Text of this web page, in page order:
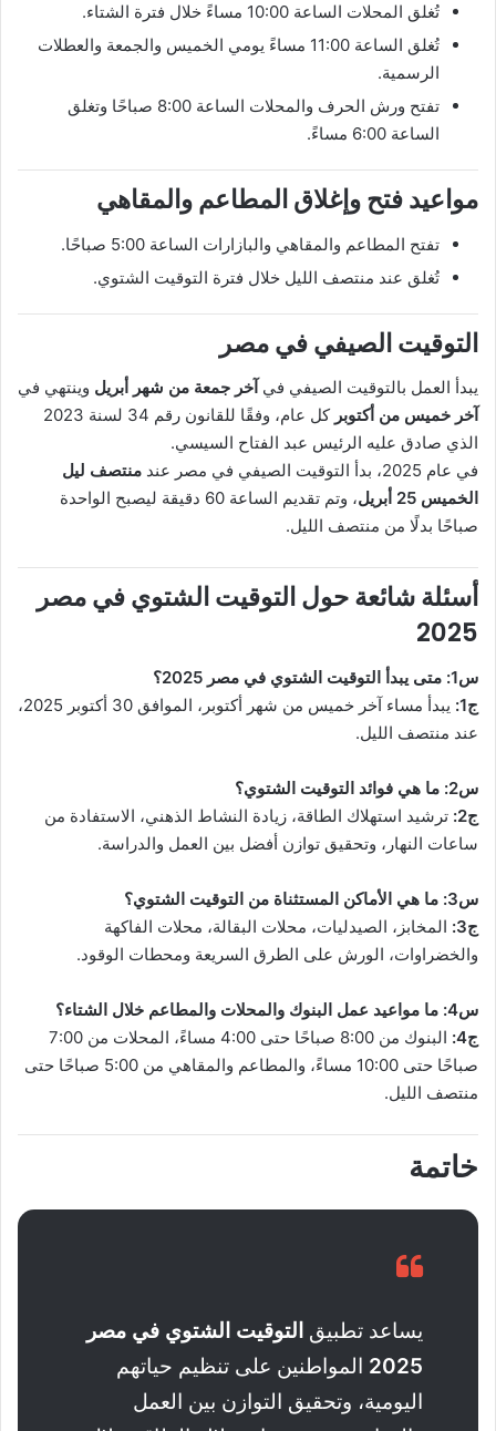
تُغلق المحلات الساعة 10:00 مساءً خلال فترة الشتاء.
تُغلق الساعة 11:00 مساءً يومي الخميس والجمعة والعطلات
الرسمية.
تفتح ورش الحرف والمحلات الساعة 8:00 صباحًا وتغلق
الساعة 6:00 مساءً.
مواعيد فتح وإغلاق المطاعم والمقاهي
تفتح المطاعم والمقاهي والبازارات الساعة 5:00 صباحًا.
تُغلق عند منتصف الليل خلال فترة التوقيت الشتوي.
التوقيت الصيفي في مصر
يبدأ العمل بالتوقيت الصيفي في آخر جمعة من شهر أبريل وينتهي في
آخر خميس من أكتوبر
كل عام، وفقًا للقانون رقم 34 لسنة 2023
الذي صادق عليه الرئيس عبد الفتاح السيسي.
في عام 2025، بدأ التوقيت الصيفي في مصر عند
منتصف ليل
الخميس 25 أبريل
، وتم تقديم الساعة 60 دقيقة ليصبح الواحدة
صباحًا بدلًا من منتصف الليل.
أسئلة شائعة حول التوقيت الشتوي في مصر
2025
س1: متى يبدأ التوقيت الشتوي في مصر 2025؟
ج1:
يبدأ مساء آخر خميس من شهر أكتوبر، الموافق 30 أكتوبر 2025،
عند منتصف الليل.
س2: ما هي فوائد التوقيت الشتوي؟
ج2:
ترشيد استهلاك الطاقة، زيادة النشاط الذهني، الاستفادة من
ساعات النهار، وتحقيق توازن أفضل بين العمل والدراسة.
س3: ما هي الأماكن المستثناة من التوقيت الشتوي؟
ج3:
المخابز، الصيدليات، محلات البقالة، محلات الفاكهة
والخضراوات، الورش على الطرق السريعة ومحطات الوقود.
س4: ما مواعيد عمل البنوك والمحلات والمطاعم خلال الشتاء؟
ج4:
البنوك من 8:00 صباحًا حتى 4:00 مساءً، المحلات من 7:00
صباحًا حتى 10:00 مساءً، والمطاعم والمقاهي من 5:00 صباحًا حتى
منتصف الليل.
خاتمة
يساعد تطبيق التوقيت الشتوي في مصر
2025 المواطنين على تنظيم حياتهم
اليومية، وتحقيق التوازن بين العمل